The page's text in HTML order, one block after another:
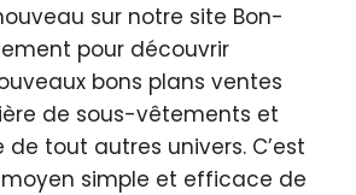
sur notre site Bon-
pour découvrir
bons plans ventes
de sous-vêtements et
tout autres univers. C’est
simple et efficace de